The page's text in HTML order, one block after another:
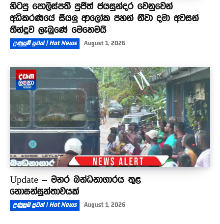
හිටපු පොලිස්පති පූජිත් ජයසුන්දර වෙනුවෙන්
අධිකරණයේ සියලු ආලෝක පහන් නිවා දමා අවසන්
තීන්දුව ලැබුණේ මෙහෙමයි
උණුසුම් පුවත් | Hot News August 1, 2026
Update – මහර බන්ධනාගාරය තුළ
නොසන්සුන්තාවයක්
උණුසුම් පුවත් | Hot News August 1, 2026